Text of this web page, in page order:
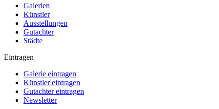
Galerien
Künstler
Ausstellungen
Gutachter
Städte
Eintragen
Galerie eintragen
Künstler eintragen
Gutachter eintragen
Newsletter